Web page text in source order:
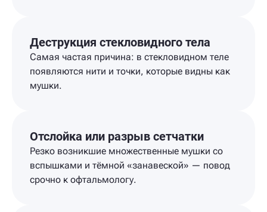
Деструкция стекловидного тела
Самая частая причина: в стекловидном теле
появляются нити и точки, которые видны как
мушки.
Отслойка или разрыв сетчатки
Резко возникшие множественные мушки со
вспышками и тёмной «занавеской» — повод
срочно к офтальмологу.